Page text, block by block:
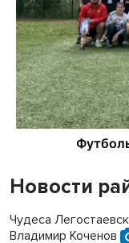
Новости
Чудеса
Владимир Коченов